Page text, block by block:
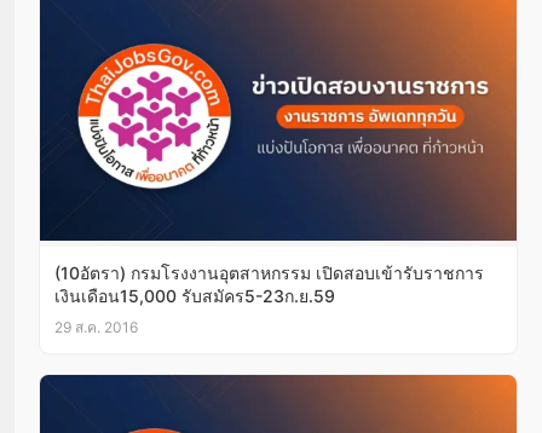
(10อัตรา) กรมโรงงานอุตสาหกรรม เปิดสอบเข้ารับราชการ
เงินเดือน15,000 รับสมัคร5-23ก.ย.59
29 ส.ค. 2016